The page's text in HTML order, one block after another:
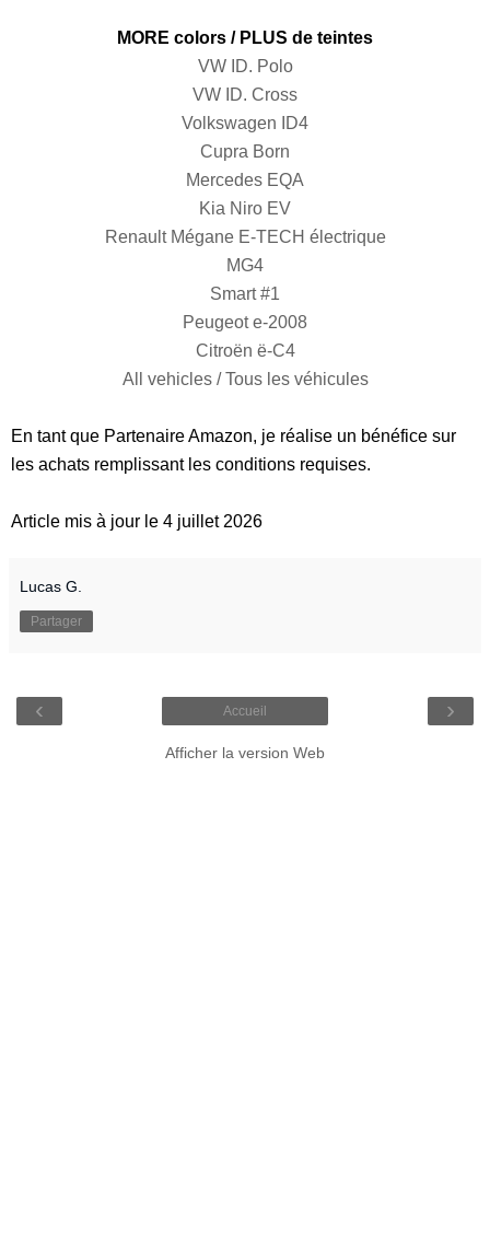
MORE colors / PLUS de teintes
VW ID. Polo
VW ID. Cross
Volkswagen ID4
Cupra Born
Mercedes EQA
Kia Niro EV
Renault Mégane E-TECH électrique
MG4
Smart #1
Peugeot e-2008
Citroën ë-C4
All vehicles / Tous les véhicules
En tant que Partenaire Amazon, je réalise un bénéfice sur
les achats remplissant les conditions requises.
Article mis à jour le 4 juillet 2026
Lucas G.
Partager
‹ ›
Accueil
Afficher la version Web